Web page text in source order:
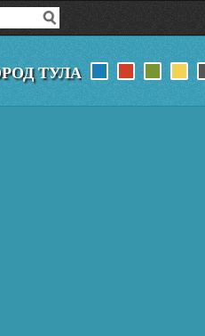
ТУЛА